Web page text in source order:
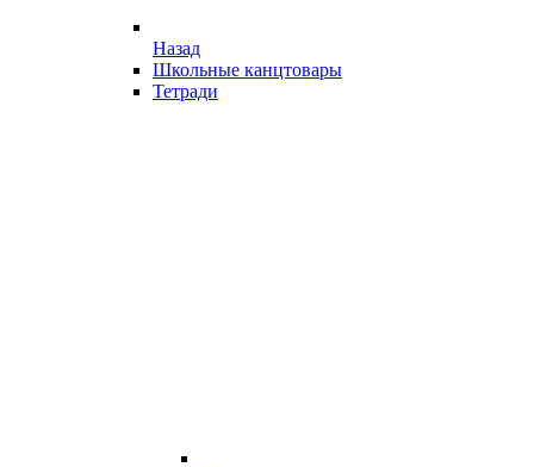
Назад
Школьные канцтовары
Тетради